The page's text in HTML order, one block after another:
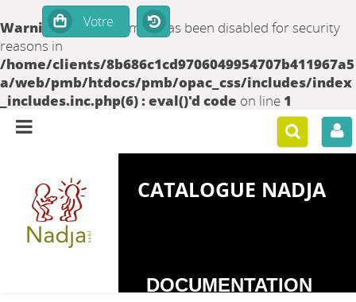
Warning: set_time_limit() has been disabled for security
reasons in
/home/clients/8b686c1cd9706049954707b411967a5
a/web/pmb/htdocs/pmb/opac_css/includes/index
_includes.inc.php(6) : eval()'d code on line 1
CATALOGUE NADJA
DOCUMENTATION